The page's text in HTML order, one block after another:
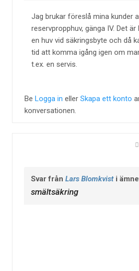
Jag brukar föreslå mina kunder
reservpropphuv, gänga IV. Det
en huv vid säkringsbyte och då
tid att komma igång igen om
t.ex. en servis.
Be Logga in eller Skapa ett konto
konversationen.
Svar från Lars Blomkvist i
smältsäkring